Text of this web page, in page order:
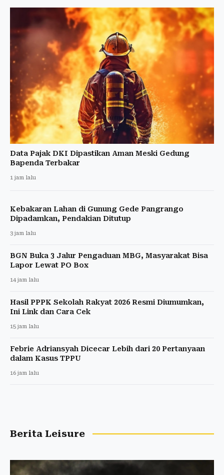
Data Pajak DKI Dipastikan Aman Meski Gedung
Bapenda Terbakar
1 jam lalu
Kebakaran Lahan di Gunung Gede Pangrango
Dipadamkan, Pendakian Ditutup
3 jam lalu
BGN Buka 3 Jalur Pengaduan MBG, Masyarakat Bisa
Lapor Lewat PO Box
14 jam lalu
Hasil PPPK Sekolah Rakyat 2026 Resmi Diumumkan,
Ini Link dan Cara Cek
15 jam lalu
Febrie Adriansyah Dicecar Lebih dari 20 Pertanyaan
dalam Kasus TPPU
16 jam lalu
Berita Leisure